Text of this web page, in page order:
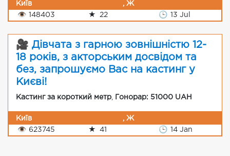
Київ
, Ж
👁
148403 ★ 22 🕒 13 Jul
🎥 Дівчата з гарною зовнішністю 12-
18 років, з акторським досвідом та
без, запрошуємо Вас на кастинг у
Києві!
Кастинг за короткий метр Гонорар: 51000 UAH
Київ
, Ж
👁 623745 ★ 41 🕒 14 Jan